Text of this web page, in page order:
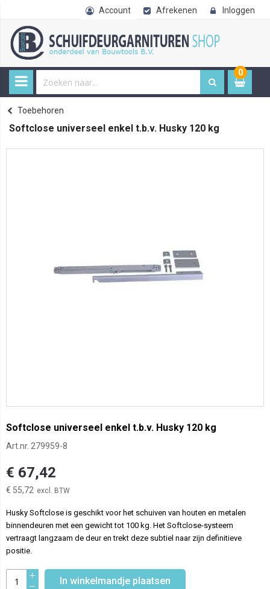
Account Afrekenen Inloggen
0
item
Home
Toebehoren
Softclose universeel enkel t.b.v. Husky 120 kg
Softclose universeel enkel t.b.v. Husky 120 kg
Art.nr. 279959-8
€ 67,42
€ 55,72
Husky Softclose is geschikt voor het schuiven van houten en metalen
binnendeuren met een gewicht tot 100 kg. Het Softclose-systeem
vertraagt langzaam de deur en trekt deze subtiel naar zijn definitieve
positie.
In winkelmandje plaatsen